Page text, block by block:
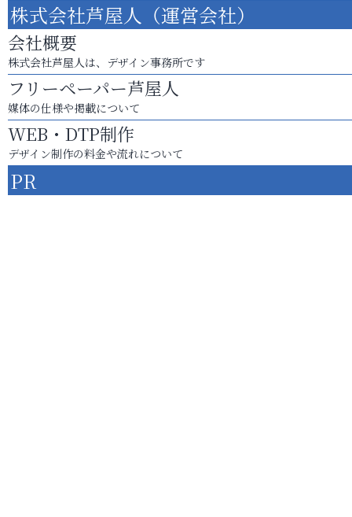
株式会社芦屋人（運営会社）
会社概要
株式会社芦屋人は、デザイン事務所です
フリーペーパー芦屋人
媒体の仕様や掲載について
WEB・DTP制作
デザイン制作の料金や流れについて
PR